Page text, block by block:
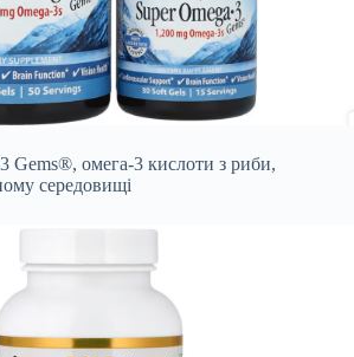
Gems®, омега-3 кислоти з риби,
середовищі